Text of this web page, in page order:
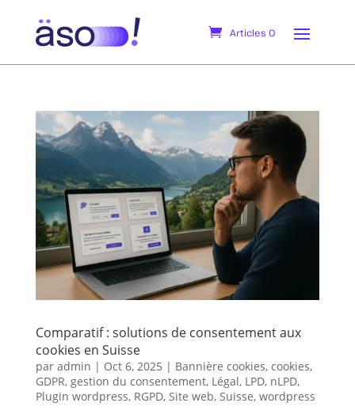
Articles 0
Comparatif : solutions de consentement aux
cookies en Suisse
par admin | Oct 6, 2025 | Bannière cookies, cookies,
GDPR, gestion du consentement, Légal, LPD, nLPD,
Plugin wordpress, RGPD, Site web, Suisse, wordpress